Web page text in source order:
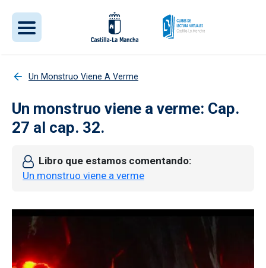
Un Monstruo Viene A Verme
Un monstruo viene a verme: Cap.
27 al cap. 32.
Libro que estamos comentando
Un monstruo viene a verme